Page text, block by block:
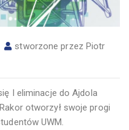
stworzone przez Piotr
I eliminacje do Ajdola
otworzył swoje progi
UWM.